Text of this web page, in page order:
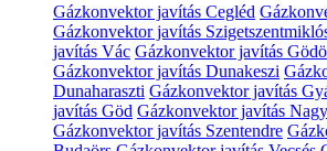
Gázkonvektor javítás Cegléd
Gázkonvektor javítás
javítás Vác Gázkonvektor javítás
Gázkonvektor javítás Dunakeszi
Dunaharaszti Gázkonvektor javítás
javítás Göd Gázkonvektor javítás
Gázkonvektor javítás Szentendre